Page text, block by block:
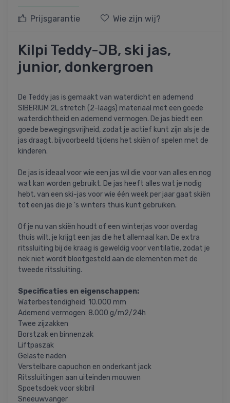
Prijsgarantie Wie zijn wij?
Kilpi Teddy-JB, ski jas,
junior, donkergroen
De Teddy jas is gemaakt van waterdicht en ademend
SIBERIUM 2L stretch (2-laags) materiaal met een goede
waterdichtheid en ademend vermogen. De jas biedt een
goede bewegingsvrijheid, zodat je actief kunt zijn als je de
jas draagt, bijvoorbeeld tijdens het skiën of spelen met de
kinderen.
De jas is ideaal voor wie een jas wil die voor van alles en nog
wat kan worden gebruikt. De jas heeft alles wat je nodig
hebt, van een ski-jas voor wie één week per jaar gaat skiën
tot een jas die je 's winters thuis kunt gebruiken.
Of je nu van skiën houdt of een winterjas voor overdag
thuis wilt, je krijgt een jas die het allemaal kan. De extra
ritssluiting bij de kraag is geweldig voor ventilatie, zodat je
nek niet wordt blootgesteld aan de elementen met de
tweede ritssluiting.
Specificaties en eigenschappen:
Waterbestendigheid: 10.000 mm
Ademend vermogen: 8.000 g/m2/24h
Twee zijzakken
Borstzak en binnenzak
Liftpaszak
Gelaste naden
Verstelbare capuchon en onderkant jack
Ritssluitingen aan uiteinden mouwen
Spoetsdoek voor skibril
Sneeuwvanger